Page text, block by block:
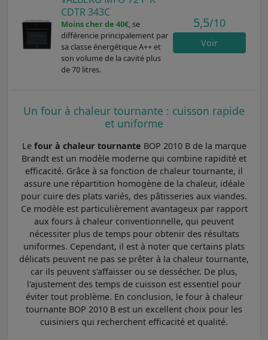
CDTR 343C
Moins cher de 40€, se
différencie principalement par
sa classe énergétique A++ et
son volume de la cavité plus
de 70 litres.
5,5/10
Voir
Un four à chaleur tournante : cuisson rapide
et uniforme
Le four à chaleur tournante BOP 2010 B de la marque
Brandt est un modèle moderne qui combine rapidité et
efficacité. Grâce à sa fonction de chaleur tournante, il
assure une répartition homogène de la chaleur, idéale
pour cuire des plats variés, des pâtisseries aux viandes.
Ce modèle est particulièrement avantageux par rapport
aux fours à chaleur conventionnelle, qui peuvent
nécessiter plus de temps pour obtenir des résultats
uniformes. Cependant, il est à noter que certains plats
délicats peuvent ne pas se prêter à la chaleur tournante,
car ils peuvent s'affaisser ou se dessécher. De plus,
l'ajustement des temps de cuisson est essentiel pour
éviter tout problème. En conclusion, le four à chaleur
tournante BOP 2010 B est un excellent choix pour les
cuisiniers qui recherchent efficacité et qualité.